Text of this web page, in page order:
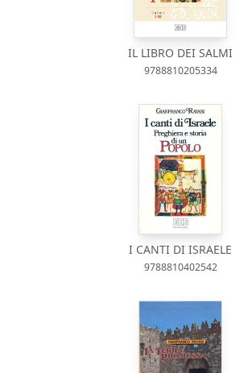
IL LIBRO DEI SALMI
9788810205334
I CANTI DI ISRAELE
9788810402542